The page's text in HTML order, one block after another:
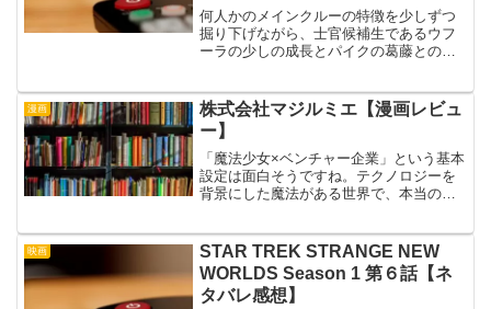
何人かのメインクルーの特徴を少しずつ
掘り下げながら、士官候補生であるウフ
ーラの少しの成長とパイクの葛藤との向
漫画
株式会社マジルミエ【漫画レビュ
ー】
「魔法少女×ベンチャー企業」という基本
設定は面白そうですね。テクノロジーを
背景にした魔法がある世界で、本当の少
「魔法少女」を務めます。会社は少人数
のベンチャー企業という設...
映画
STAR TREK STRANGE NEW
WORLDS Season 1 第６話【ネ
タバレ感想】